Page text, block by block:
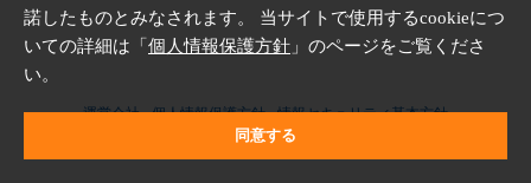
運営会社 個人情報保護方針 情報セキュリティ基本方針
Copyright © CRI Middleware Co., Ltd.
諾したものとみなされます。 当サイトで使用するcookieにつ
いての詳細は「 個人情報保護方針 」のページをご覧くださ
い。
同意する